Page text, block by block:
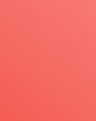
当協会が主催する競技会